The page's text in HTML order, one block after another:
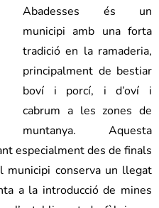
Abadesses és un
municipi amb una forta
tradició en la ramaderia,
principalment de bestiar
boví i porcí, i d’oví i
cabrum a les zones de
muntanya. Aquesta
especialment des de finals
conserva un llegat
a la introducció de mines